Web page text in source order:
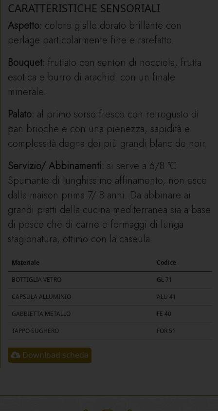
CARATTERISTICHE SENSORIALI
Aspetto: colore giallo dorato brillante con
perlage particolarmente fine e rarefatto.
Bouquet: fruttato con sentori di nocciola, frutta
esotica e burro di arachidi con un finale
minerale.
Palato: al primo sorso fresco con retrogusto di
pan brioche e con una pienezza, sapidità e
complessità degna dei più grandi blanc de noir.
Servizio/ Abbinamenti: si serve a 6/8 °C.
Spumante di lunghissimo affinamento, non esce
dalla maison prima 7/ 8 anni. Da abbinare ai
grandi piatti della cucina mediterranea sia a base
di pesce che di carne e formaggi di lunga
stagionatura, ottimo con la casëula.
Materiale Codice
BOTTIGLIA VETRO GL 71
CAPSULA ALLUMINIO ALU 41
GABBIETTA METALLO FE 40
TAPPO SUGHERO FOR 51
Download scheda